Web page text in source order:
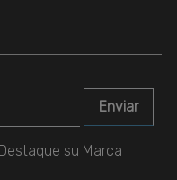
Destaque su Marca